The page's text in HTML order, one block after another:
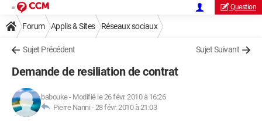
Question
Forum Applis & Sites Réseaux sociaux
Sujet Précédent Sujet Suivant
Demande de resiliation de contrat
babouke- Modifié le 26 févr. 2010 à 16:26
Pierre Nanni -28 févr. 2010 à 21:03